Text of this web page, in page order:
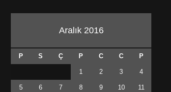
Aralık 2016
P S Ç P C C P
1 2 3 4
5 6 7 8 9 10 11